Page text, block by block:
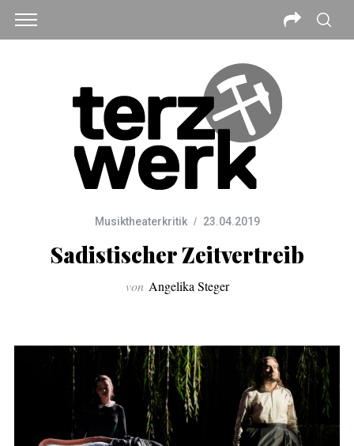
Musiktheaterkritik 23.04.2019
Sadistischer Zeitvertreib
von Angelika Steger